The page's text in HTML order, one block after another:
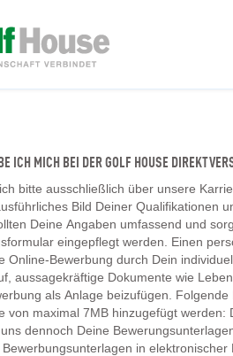
ICH MICH BEI DER GOLF HOUSE
bitte ausschließlich über unsere
Bild Deiner Qualifikationen
Deine Angaben umfassend und
eingepflegt werden. Einen
Online-Bewerbung durch Dein
aussagekräftige Dokumente wie
als Anlage beizufügen.
von maximal 7MB hinzugefügt werden:
dennoch Deine
in elektronischer